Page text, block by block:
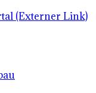
(Externer Link)